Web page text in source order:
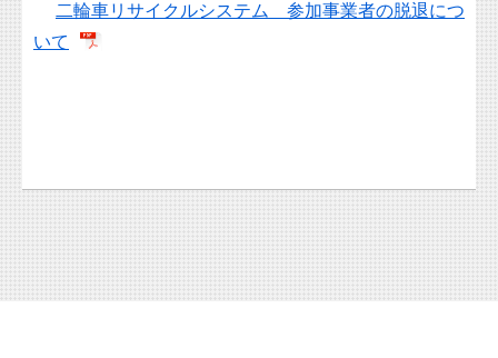
二輪車リサイクルシステム 参加事業者の脱退につ
いて